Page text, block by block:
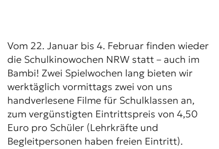
Vom 22. Januar bis 4. Februar finden wieder
die Schulkinowochen NRW statt – auch im
Bambi! Zwei Spielwochen lang bieten wir
werktäglich vormittags zwei von uns
handverlesene Filme für Schulklassen an,
zum vergünstigten Eintrittspreis von 4,50
Euro pro Schüler (Lehrkräfte und
Begleitpersonen haben freien Eintritt).